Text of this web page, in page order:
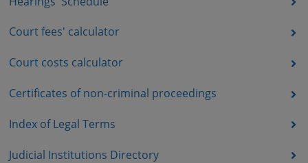
Court fees' calculator
Court costs calculator
Certificates of non-criminal proceedings
Index of Legal Terms
Judicial Institutions Directory